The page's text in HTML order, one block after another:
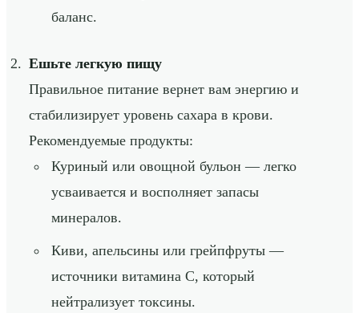
баланс.
Ешьте легкую пищу
Правильное питание вернет вам энергию и
стабилизирует уровень сахара в крови.
Рекомендуемые продукты:
Куриный или овощной бульон — легко
усваивается и восполняет запасы
минералов.
Киви, апельсины или грейпфруты —
источники витамина C, который
нейтрализует токсины.